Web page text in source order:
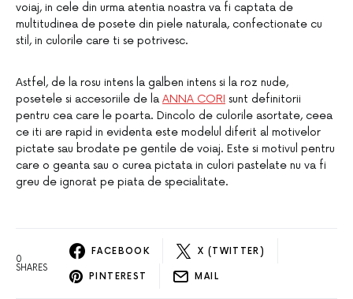
voiaj, in cele din urma atentia noastra va fi captata de
multitudinea de posete din piele naturala, confectionate cu
stil, in culorile care ti se potrivesc.
Astfel, de la rosu intens la galben intens si la roz nude,
posetele si accesoriile de la ANNA CORI sunt definitorii
pentru cea care le poarta. Dincolo de culorile asortate, ceea
ce iti are rapid in evidenta este modelul diferit al motivelor
pictate sau brodate pe gentile de voiaj. Este si motivul pentru
care o geanta sau o curea pictata in culori pastelate nu va fi
greu de ignorat pe piata de specialitate.
0
SHARES
FACEBOOK X (TWITTER)
PINTEREST MAIL